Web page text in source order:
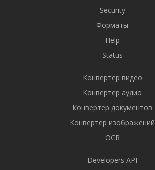
Security
Форматы
Help
Status
Конвертер видео
Конвертер аудио
Конвертер документов
Конвертер изображений
OCR
Developers API